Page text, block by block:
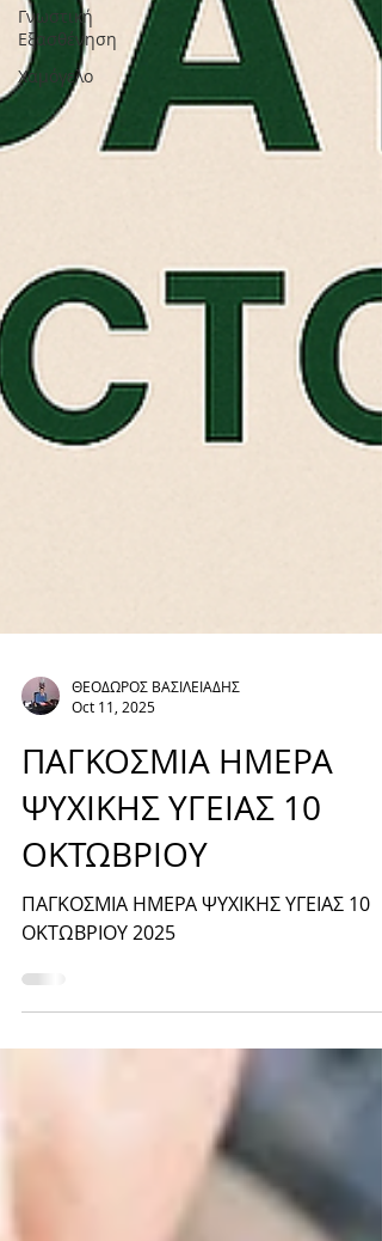
Γνωστική
Εξασθένηση
Χαμόγελο
Oct 11, 2025
ΠΑΓΚΟΣΜΙΑ ΗΜΕΡΑ
ΨΥΧΙΚΗΣ ΥΓΕΙΑΣ 10
ΟΚΤΩΒΡΙΟΥ
ΟΚΤΩΒΡΙΟΥ 2025